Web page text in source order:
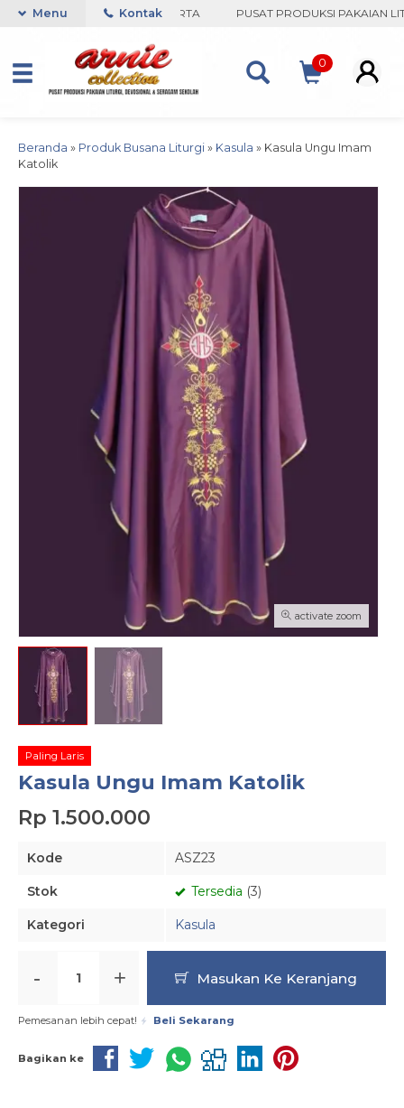
BORO, YOGYAKARTA PUSAT PRODUKSI PAKAIAN
Menu Kontak
0
Beranda » Produk Busana Liturgi » Kasula » Kasula Ungu Imam
Katolik
activate zoom
Paling Laris
Kasula Ungu Imam Katolik
Rp 1.500.000
Kode ASZ23
Stok Tersedia (3)
Kategori Kasula
- + Masukan Ke Keranjang
Pemesanan lebih cepat! Beli Sekarang
Bagikan ke